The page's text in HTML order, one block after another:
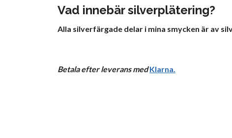
Vad innebär silverplätering?
Alla silverfärgade delar i mina smycken är av
Betala efter leverans med Klarna.